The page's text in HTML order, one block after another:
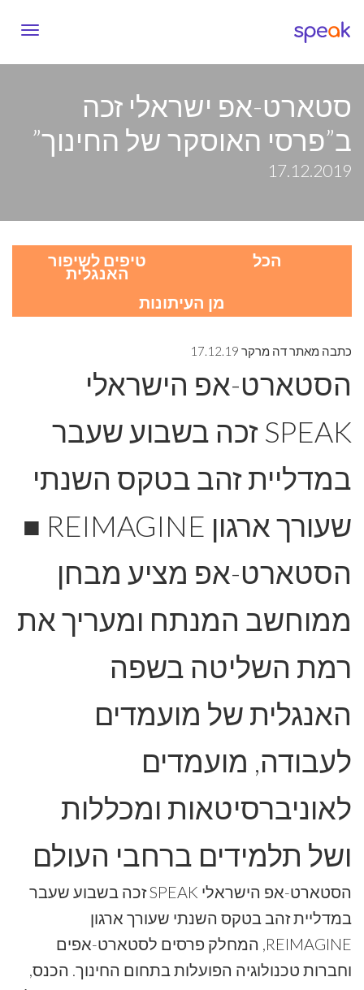
סטארט-אפ ישראלי זכה
ב”פרסי האוסקר של החינוך”
17.12.2019
הכל טיפים לשיפור
האנגלית
מן העיתונות
כתבה מאתר דה מרקר 17.12.19
הסטארט-אפ הישראלי
SPEAK זכה בשבוע שעבר
במדליית זהב בטקס השנתי
שעורך ארגון REIMAGINE ■
הסטארט-אפ מציע מבחן
ממוחשב המנתח ומעריך את
רמת השליטה בשפה
האנגלית של מועמדים
לעבודה, מועמדים
לאוניברסיטאות ומכללות
ושל תלמידים ברחבי העולם
הסטארט-אפ הישראלי SPEAK זכה בשבוע שעבר
במדליית זהב בטקס השנתי שעורך ארגון
REIMAGINE, המחלק פרסים לסטארט-אפים
וחברות טכנולוגיה הפועלות בתחום החינוך. הכנס,